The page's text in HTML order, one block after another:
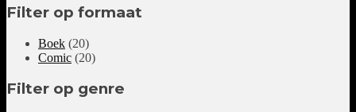
Filter op formaat
Boek (20)
Comic (20)
Filter op genre